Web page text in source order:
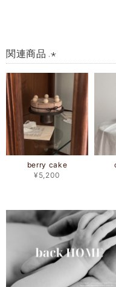
関連商品 .⋆
berry cake
¥5,200